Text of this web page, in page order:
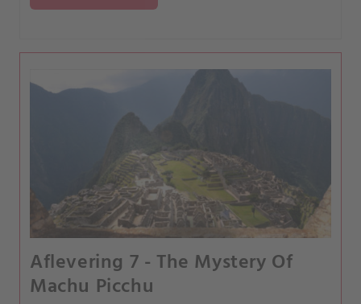
Aflevering 7 - The Mystery Of
Machu Picchu